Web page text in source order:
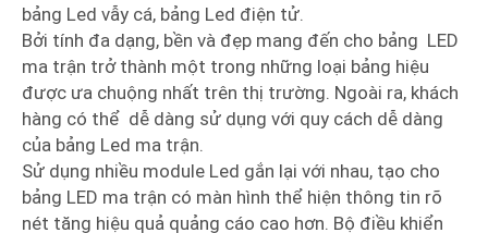
bảng Led vẫy cá, bảng Led điện tử.
Bởi tính đa dạng, bền và đẹp mang đến cho bảng LED
ma trận trở thành một trong những loại bảng hiệu
được ưa chuộng nhất trên thị trường. Ngoài ra, khách
hàng có thể dễ dàng sử dụng với quy cách dễ dàng
của bảng Led ma trận.
Sử dụng nhiều module Led gắn lại với nhau, tạo cho
bảng LED ma trận có màn hình thể hiện thông tin rõ
nét tăng hiệu quả quảng cáo cao hơn. Bộ điều khiển